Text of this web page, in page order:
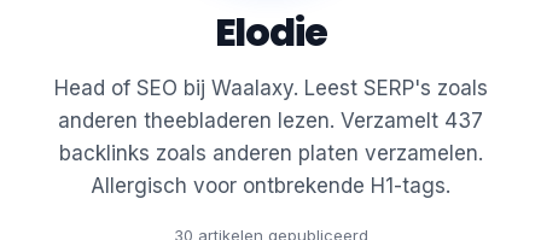
Elodie
Head of SEO bij Waalaxy. Leest SERP's zoals
anderen theebladeren lezen. Verzamelt 437
backlinks zoals anderen platen verzamelen.
Allergisch voor ontbrekende H1-tags.
30 artikelen gepubliceerd